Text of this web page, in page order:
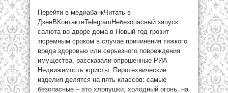
Перейти в медиабанкЧитать в
ДзенВКонтактеTelegramНебезопасный запуск
салюта во дворе дома в Новый год грозит
тюремным сроком в случае причинения тяжкого
вреда здоровью или серьезного повреждения
имущества, рассказали опрошенные РИА
Недвижимость юристы. Пиротехнические
изделия делятся на пять классов: самые
безопасные – это хлопушки, холодный огонь, на